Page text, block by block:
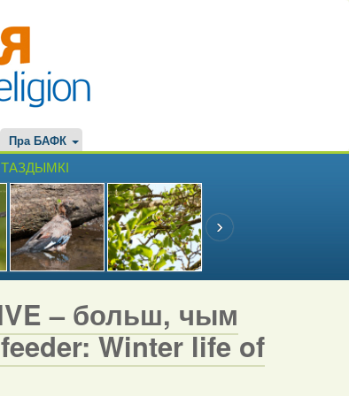
Пра БАФК
– больш, чым
Winter life of